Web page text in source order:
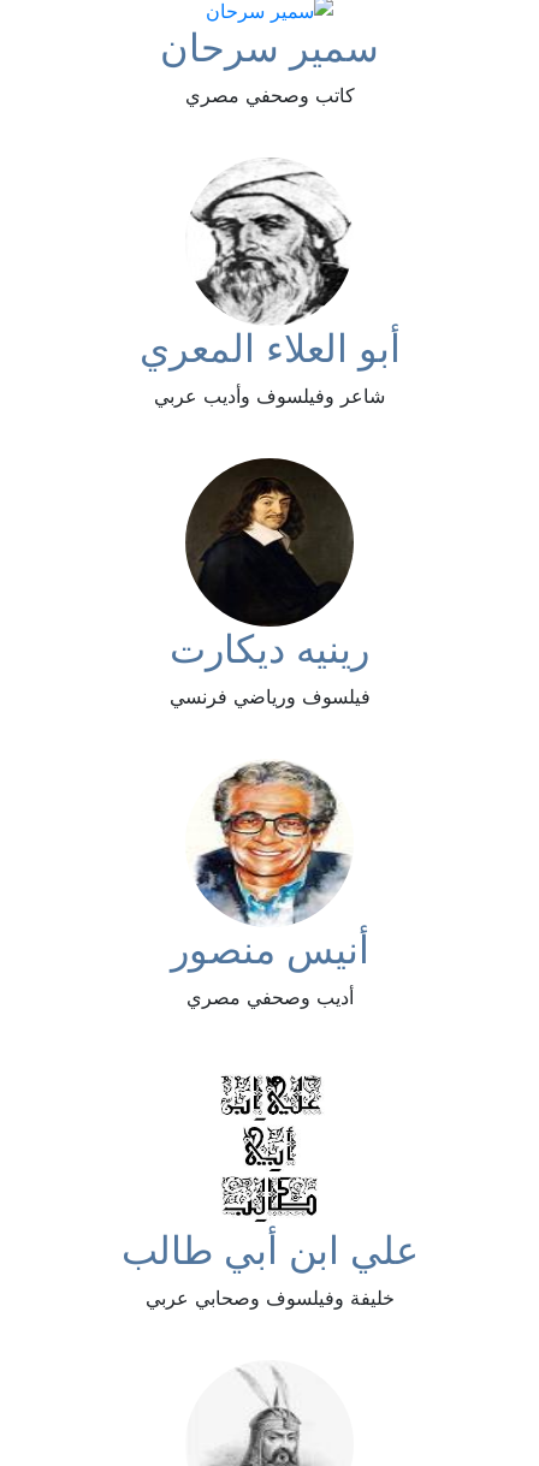
سمير سرحان
كاتب وصحفي مصري
أبو العلاء المعري
شاعر وفيلسوف وأديب عربي
رينيه ديكارت
فيلسوف ورياضي فرنسي
أنيس منصور
أديب وصحفي مصري
علي ابن أبي طالب
خليفة وفيلسوف وصحابي عربي